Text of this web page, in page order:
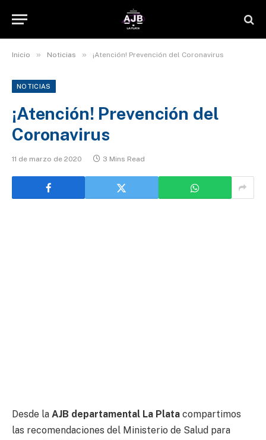
Inicio » Noticias » ¡Atención! Prevención del Coronavirus
NOTICIAS
¡Atención! Prevención del
Coronavirus
11 de marzo de 2020 3 Mins Read
Desde la AJB departamental La Plata compartimos
las recomendaciones del Ministerio de Salud para